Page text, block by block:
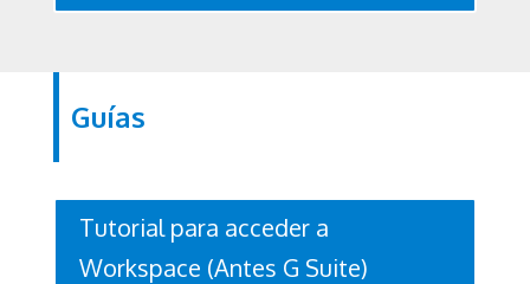
Guías
Tutorial para acceder a
Workspace (Antes G Suite)